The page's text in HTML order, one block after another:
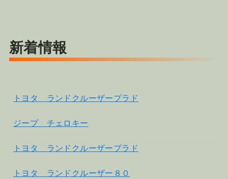
新着情報
トヨタ ランドクルーザープラド
ジープ チェロキー
トヨタ ランドクルーザープラド
トヨタ ランドクルーザー８０